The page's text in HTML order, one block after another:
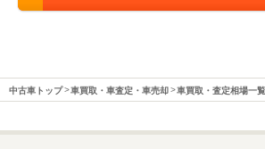
中古車トップ 車買取・車査定・車売却 車買取・査定相場一覧